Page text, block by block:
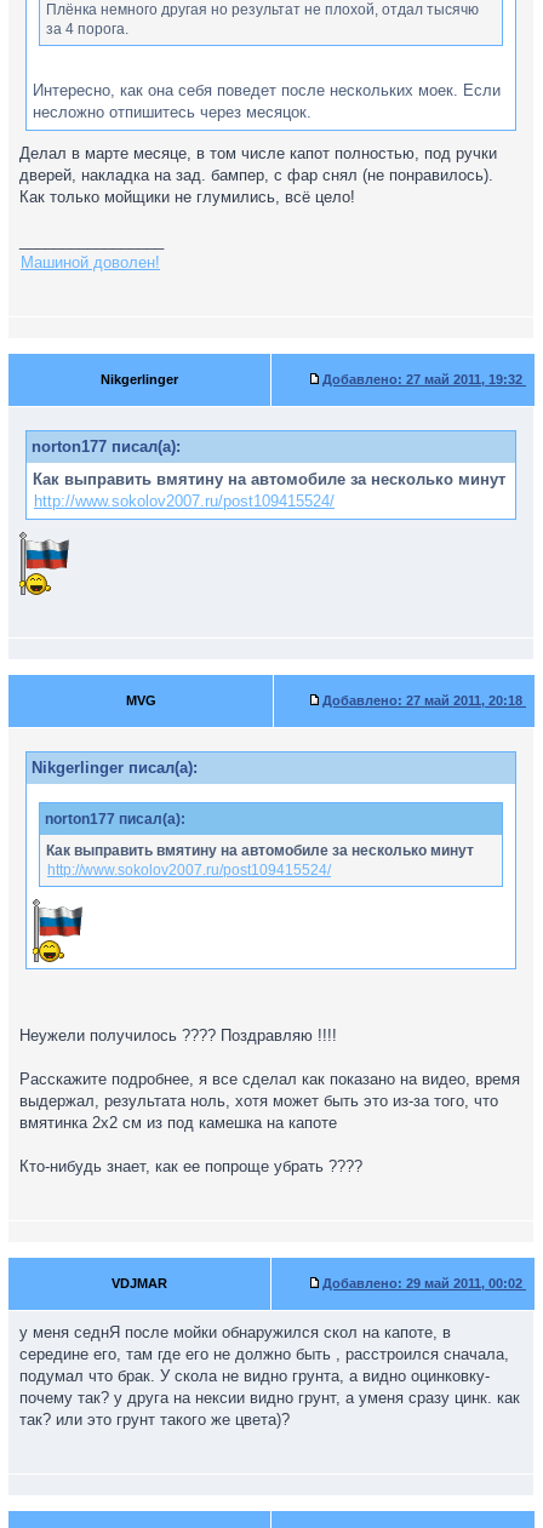
Плёнка немного другая но результат не плохой, отдал тысячю
за 4 порога.
Интересно, как она себя поведет после нескольких моек. Если
несложно отпишитесь через месяцок.
Делал в марте месяце, в том числе капот полностью, под ручки
дверей, накладка на зад. бампер, с фар снял (не понравилось).
Как только мойщики не глумились, всё цело!
Машиной доволен!
Nikgerlinger Добавлено: 27 май 2011, 19:32
norton177 писал(а):
Как выправить вмятину на автомобиле за несколько минут
http://www.sokolov2007.ru/post109415524/
MVG Добавлено: 27 май 2011, 20:18
Nikgerlinger писал(а):
norton177 писал(а):
Как выправить вмятину на автомобиле за несколько минут
http://www.sokolov2007.ru/post109415524/
Неужели получилось ???? Поздравляю !!!!
Расскажите подробнее, я все сделал как показано на видео, время
выдержал, результата ноль, хотя может быть это из-за того, что
вмятинка 2x2 см из под камешка на капоте
Кто-нибудь знает, как ее попроще убрать ????
VDJMAR Добавлено: 29 май 2011, 00:02
у меня седнЯ после мойки обнаружился скол на капоте, в
середине его, там где его не должно быть , расстроился сначала,
подумал что брак. У скола не видно грунта, а видно оцинковку-
почему так? у друга на нексии видно грунт, а уменя сразу цинк. как
так? или это грунт такого же цвета)?